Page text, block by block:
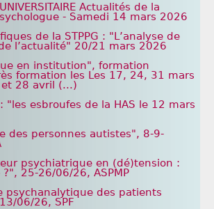
UNIVERSITAIRE Actualités de la
- Samedi 14 mars 2026
de la STPPG : "L’analyse de
l’actualité" 20/21 mars 2026
en institution", formation
formation les Les 17, 24, 31 mars
28 avril (...)
: "les esbroufes de la HAS le 12 mars
des personnes autistes", 8-9-
psychiatrique en (dé)tension :
?", 25-26/06/26, ASPMP
psychanalytique des patients
06/26, SPF